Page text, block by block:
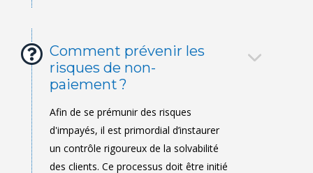
Comment prévenir les
risques de non-
paiement ?